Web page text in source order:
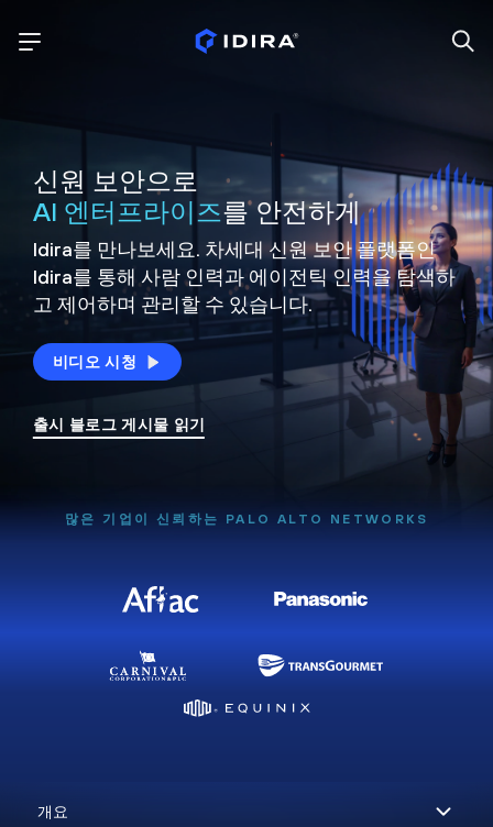
신원 보안으로
AI 엔터프라이즈를 안전하게
Idira를 만나보세요. 차세대 신원보안 플랫폼인
Idira를 통해 사람 인력과 에이전틱 인력을탐색하
고 제어하며 관리할 수 있습니다.
비디오 시청
출시 블로그 게시물 읽기
많은 기업이 신뢰하는 PALO ALTO NETWORKS